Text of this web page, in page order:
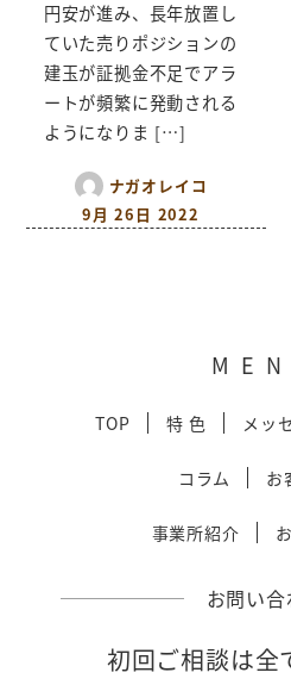
円安が進み、長年放置し
ていた売りポジションの
建玉が証拠金不足でアラ
ートが頻繁に発動される
ようになりま […]
ナガオレイコ
9月 26日 2022
TOP 特 色 メッ
コラム お
事業所紹介
お問い合
初回ご相談は全